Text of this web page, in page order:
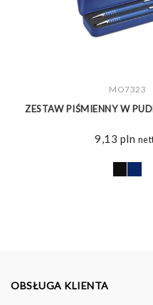
ZOBACZ
MO7323
ZESTAW PIŚMIENNY W
9,13 pln
OBSŁUGA KLIENTA